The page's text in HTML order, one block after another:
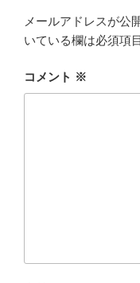
メールアドレスが公
いている欄は必須項
コメント ※